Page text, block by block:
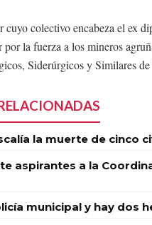
cuyo colectivo encabeza el ex
por la fuerza a los mineros
Siderúrgicos y Similares
la muerte de cinco
aspirantes a la
municipal y hay dos